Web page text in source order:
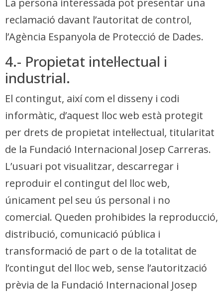
La persona interessada pot presentar una
reclamació davant l’autoritat de control,
l’Agència Espanyola de Protecció de Dades.
4.- Propietat intel·lectual i
industrial.
El contingut, així com el disseny i codi
informàtic, d’aquest lloc web està protegit
per drets de propietat intel·lectual, titularitat
de la Fundació Internacional Josep Carreras.
L’usuari pot visualitzar, descarregar i
reproduir el contingut del lloc web,
únicament pel seu ús personal i no
comercial. Queden prohibides la reproducció,
distribució, comunicació pública i
transformació de part o de la totalitat de
l’contingut del lloc web, sense l’autorització
prèvia de la Fundació Internacional Josep